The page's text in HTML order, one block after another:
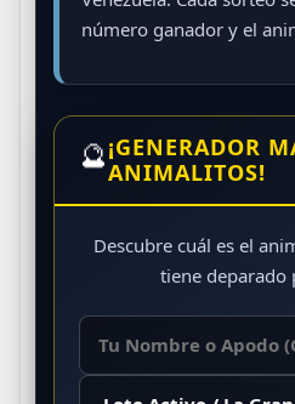
número ganador y el
🔮¡GENERADOR
ANIMALITOS!
Descubre cuál es el
tiene deparado